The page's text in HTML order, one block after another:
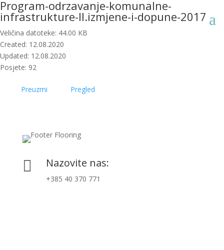
Program-odrzavanje-komunalne-
infrastrukture-II.izmjene-i-dopune-2017
Veličina datoteke: 44.00 KB
Created: 12.08.2020
Updated: 12.08.2020
Posjete: 92
Preuzmi Pregled
 Nazovite nas:
+385 40 370 771